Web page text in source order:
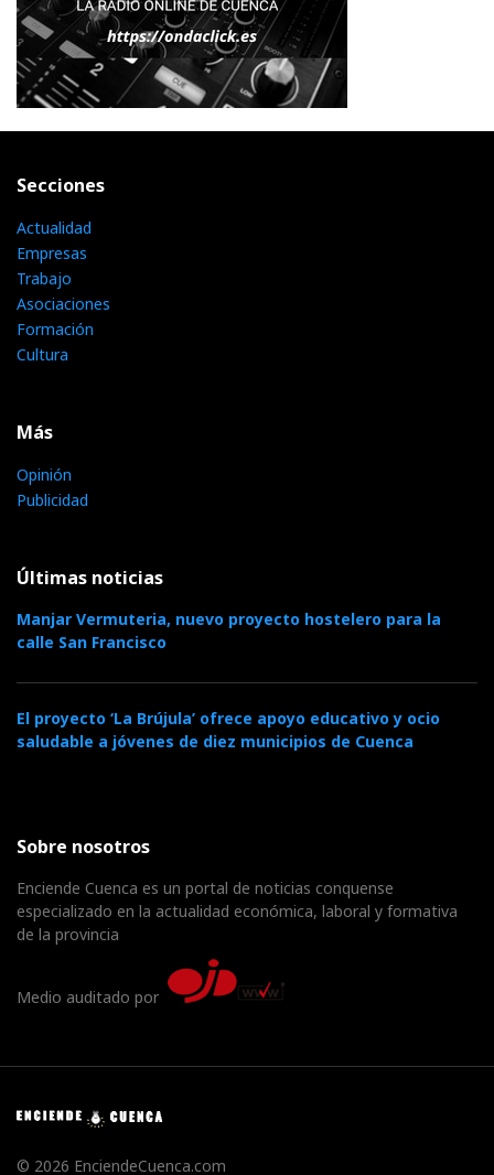
Secciones
Actualidad
Empresas
Trabajo
Asociaciones
Formación
Cultura
Más
Opinión
Publicidad
Últimas noticias
Manjar Vermuteria, nuevo proyecto hostelero para la
calle San Francisco
El proyecto ‘La Brújula’ ofrece apoyo educativo y ocio
saludable a jóvenes de diez municipios de Cuenca
Sobre nosotros
Enciende Cuenca es un portal de noticias conquense
especializado en la actualidad económica, laboral y formativa
de la provincia
Medio auditado por
© 2026 EnciendeCuenca.com